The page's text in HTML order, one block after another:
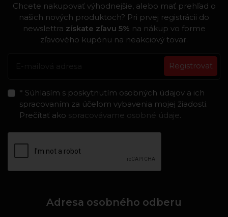
Chcete nakupovať výhodnejšie, alebo mať prehľad o
našich nových produktoch? Pri prvej registrácii do
newslettra získate zľavu 5% na nákup vo forme
zľavového kupónu na neakciový tovar.
Registrovať
* Súhlasím s poskytnutím osobných údajov a ich
spracovaním za účelom vybavenia mojej žiadosti.
Prečítať ako spracovávame osobné údaje.
Adresa osobného odberu